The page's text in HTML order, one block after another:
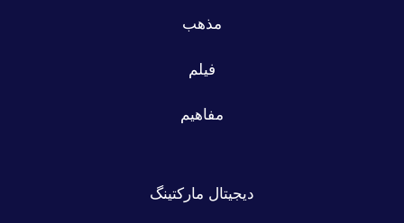
مذهب
فیلم
مفاهیم
دیجیتال مارکتینگ